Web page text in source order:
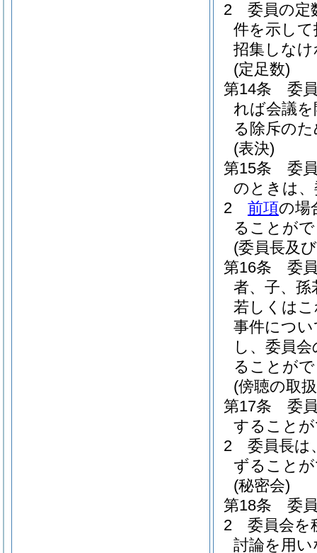
2
委員の定
件を示し
招集しな
(定足数)
第14条
委
れば会議
る除斥の
(表決)
第15条
委
のときは
2
前項の場
ることが
(委員長及
第16条
委
者、子、
若しくは
事件につ
し、委員
ることが
(傍聴の取
第17条
委
すること
2
委員長は
ずること
(秘密会)
第18条
委
2
委員会を
討論を用